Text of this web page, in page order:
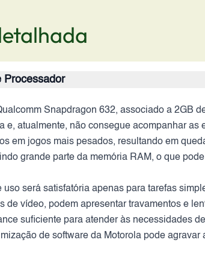
Processador
Snapdragon 632, associado a 2GB
e, atualmente, não consegue acompanhar
em jogos mais pesados, resultando em
grande parte da memória RAM, o que
uso será satisfatória apenas para tarefas
de vídeo, podem apresentar travamentos e
suficiente para atender às necessidades
de software da Motorola pode